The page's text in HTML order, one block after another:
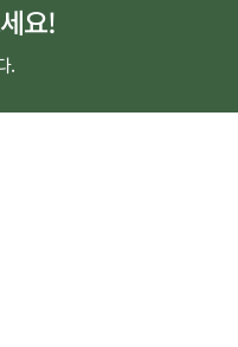
요!
.